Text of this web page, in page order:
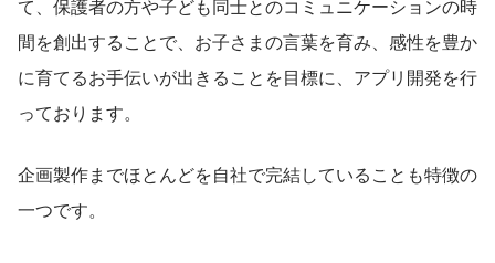
て、保護者の方や子ども同士とのコミュニケーションの時
間を創出することで、お子さまの言葉を育み、感性を豊か
に育てるお手伝いが出きることを目標に、アプリ開発を行
っております。
企画製作までほとんどを自社で完結していることも特徴の
一つです。